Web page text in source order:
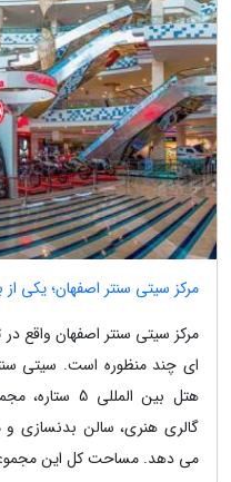
مرکز سیتی سنتر اصفهان؛ یکی
مرکز سیتی سنتر اصفهان واقع
ای چند منظوره است. سیتی
هتل بین
گالری هنری، سالن بدنسازی و
می دهد. مساحت کل این